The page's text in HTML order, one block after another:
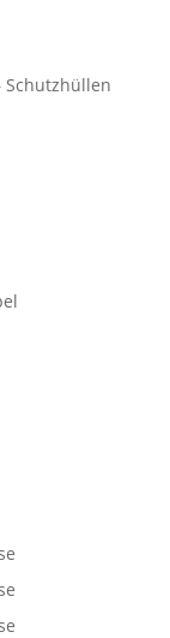
Schutzhüllen